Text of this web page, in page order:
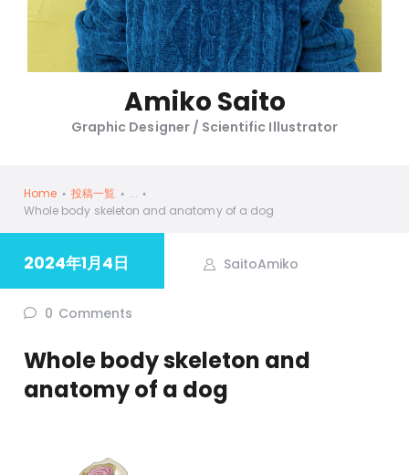
Amiko Saito
Graphic Designer / Scientific Illustrator
Home 投稿一覧
...
Whole body skeleton and anatomy of a dog
2024年1月4日 SaitoAmiko
0 Comments
Whole body skeleton and
anatomy of a dog